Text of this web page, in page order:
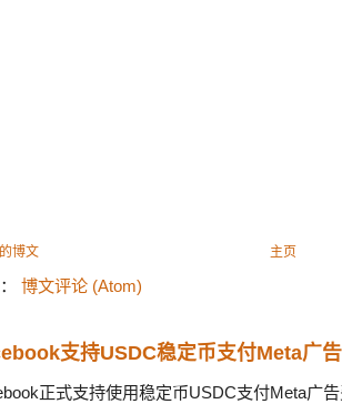
博文 主页
博文评论 (Atom)
支持USDC稳定币支付Meta广
正式支持使用稳定币USDC支付Meta广